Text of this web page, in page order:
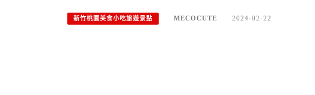
新竹桃園美食小吃旅遊景點 MECOCUTE 2024-02-22